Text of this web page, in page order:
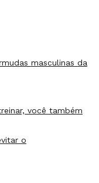
masculinas da
você também
o